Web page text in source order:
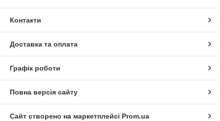
Контакти
Доставка та оплата
Графік роботи
Повна версія сайту
Сайт створено на маркетплейсі Prom.ua